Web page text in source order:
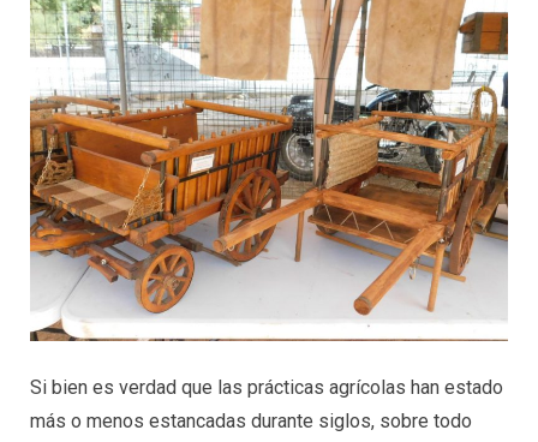
Si bien es verdad que las prácticas agrícolas han estado
más o menos estancadas durante siglos, sobre todo